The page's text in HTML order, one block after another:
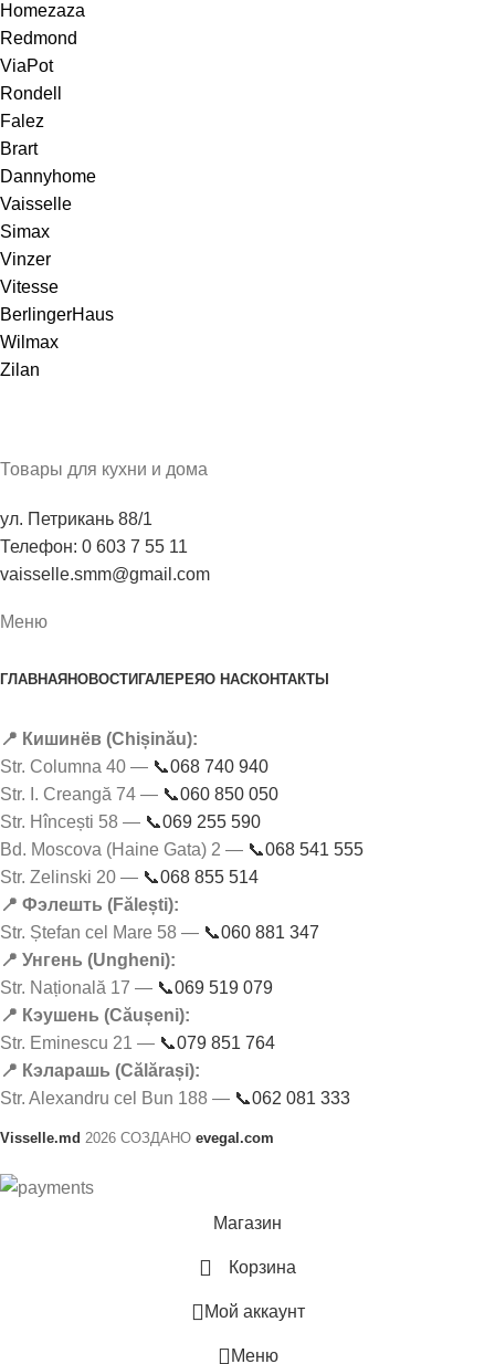
Homezaza
Redmond
ViaPot
Rondell
Falez
Brart
Dannyhome
Vaisselle
Simax
Vinzer
Vitesse
BerlingerHaus
Wilmax
Zilan
Товары для кухни и дома
ул. Петрикань 88/1
Телефон: 0 603 7 55 11
vaisselle.smm@gmail.com
Меню
ГЛАВНАЯ НОВОСТИ ГАЛЕРЕЯО НАСКОНТАКТЫ
📍 Кишинёв (Chișinău):
Str. Columna 40 — 📞068 740 940
Str. I. Creangă 74 — 📞060 850 050
Str. Hîncești 58 — 📞069 255 590
Bd. Moscova (Haine Gata) 2 — 📞068 541 555
Str. Zelinski 20 — 📞068 855 514
📍 Фэлешть (Fălești):
Str. Ștefan cel Mare 58 — 📞060 881 347
📍 Унгень (Ungheni):
Str. Națională 17 — 📞069 519 079
📍 Кэушень (Căușeni):
Str. Eminescu 21 — 📞079 851 764
📍 Кэларашь (Călărași):
Str. Alexandru cel Bun 188 — 📞062 081 333
Visselle.md 2026 СОЗДАНО evegal.com
Магазин
Корзина
Мой аккаунт
Меню